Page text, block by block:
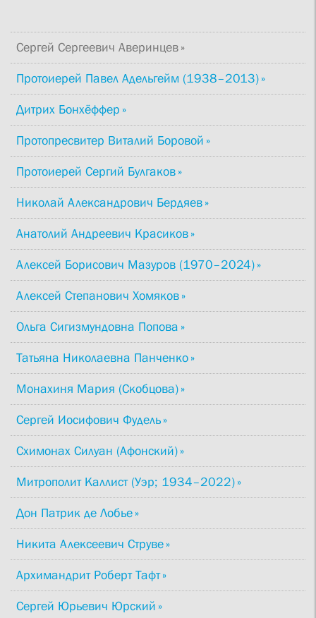
Сергей Сергеевич Аверинцев
Протоиерей Павел Адельгейм (1938–2013)
Дитрих Бонхёффер
Протопресвитер Виталий Боровой
Протоиерей Сергий Булгаков
Николай Александрович Бердяев
Анатолий Андреевич Красиков
Алексей Борисович Мазуров (1970–2024)
Алексей Степанович Хомяков
Ольга Сигизмундовна Попова
Татьяна Николаевна Панченко
Монахиня Мария (Скобцова)
Сергей Иосифович Фудель
Схимонах Силуан (Афонский)
Митрополит Каллист (Уэр; 1934–2022)
Дон Патрик де Лобье
Никита Алексеевич Струве
Архимандрит Роберт Тафт
Сергей Юрьевич Юрский